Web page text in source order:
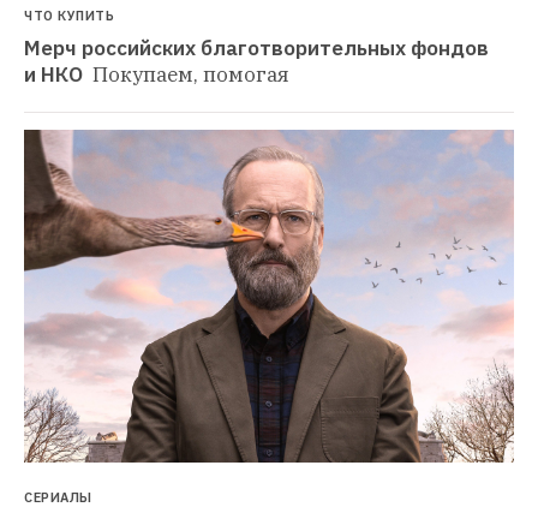
ЧТО КУПИТЬ
Мерч российских благотворительных фондов
и НКО Покупаем, помогая
СЕРИАЛЫ